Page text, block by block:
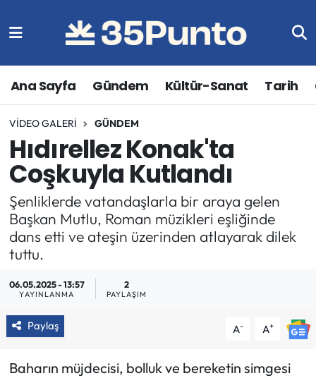
Ana Sayfa Gündem Kültür-Sanat Tarih
VIDEO GALERI GÜNDEM
Hıdırellez Konak'ta
Coşkuyla Kutlandı
Şenliklerde vatandaşlarla bir araya gelen
Başkan Mutlu, Roman müzikleri eşliğinde
dans etti ve ateşin üzerinden atlayarak dilek
tuttu.
06.05.2025 - 13:57
YAYINLANMA
2
PAYLAŞIM
Paylaş A- A+
Baharın müjdecisi, bolluk ve bereketin simgesi